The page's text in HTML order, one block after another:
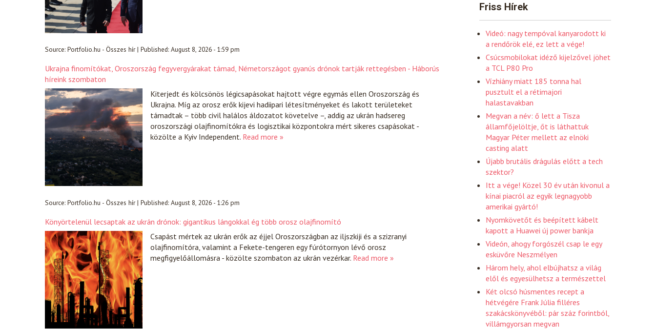
Source: Portfolio.hu - Összes hír| Published: August 8, 2026 - 1:59 pm
Ukrajna finomítókat, Oroszország fegyvergyárakat támad, Németországot gyanús drónok tartják rettegésben - Háborús
híreink szombaton
Kiterjedt és kölcsönös légicsapásokat hajtott végre egymás ellen Oroszország és
Ukrajna. Míg az orosz erők kijevi hadiipari létesítményeket és lakott területeket
támadtak – több civil halálos áldozatot követelve –, addig az ukrán hadsereg
oroszországi olajfinomítókra és logisztikai központokra mért sikeres csapásokat -
közölte a Kyiv Independent. Read more »
Source: Portfolio.hu - Összes hír| Published: August 8, 2026 - 1:26 pm
Könyörtelenül lecsaptak az ukrán drónok: gigantikus lángokkal ég több orosz olajfinomító
Csapást mértek az ukrán erők az éjjel Oroszországban az iljszkiji és a szizranyi
olajfinomítóra, valamint a Fekete-tengeren egy fúrótornyon lévő orosz
megfigyelőállomásra - közölte szombaton az ukrán vezérkar. Read more »
Friss Hírek
Videó: nagy tempóval kanyarodott ki
a rendőrök elé, ez lett a vége!
Csúcsmobilokat idéző kijelzővel jöhet
a TCL P80 Pro
Vízhiány miatt 185 tonna hal
pusztult el a rétimajori
halastavakban
Megvan a név: ő lett a Tisza
államfőjelöltje, őt is láthattuk
Magyar Péter mellett az elnöki
casting alatt
Újabb brutális drágulás előtt a tech
szektor?
Itt a vége! Közel 30 év után kivonul a
kínai piacról az egyik legnagyobb
amerikai gyártó!
Nyomkövetőt és beépített kábelt
kapott a Huawei új power bankja
Videón, ahogy forgószél csap le egy
esküvőre Neszmélyen
Három hely, ahol elbújhatsz a világ
elől és egyesülhetsz a természettel
Két olcsó húsmentes recept a
hétvégére Frank Júlia filléres
szakácskönyvéből: pár száz forintból,
villámgyorsan megvan